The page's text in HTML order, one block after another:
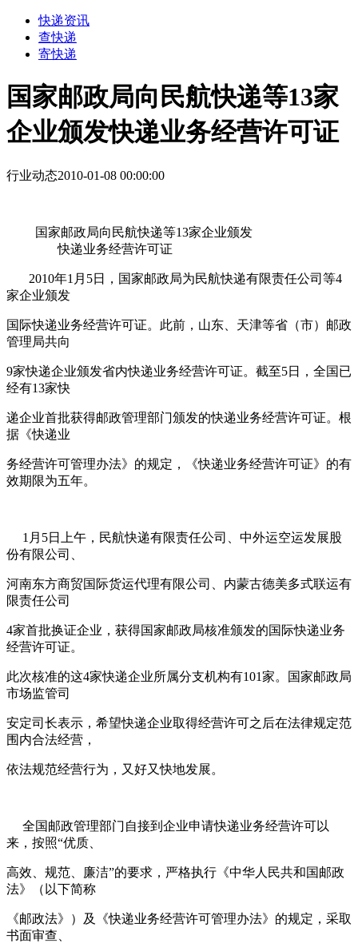
快递资讯
查快递
寄快递
国家邮政局向民航快递等13家
企业颁发快递业务经营许可证
行业动态2010-01-08 00:00:00
国家邮政局向民航快递等13家企业颁发
快递业务经营许可证
2010年1 月 5日，国家邮政局为民航快递有限责任公司等4
家企业颁发
国际快递业务经营许可证。此前，山东、天津等省（市）邮政
管理局共向
9家快递企业颁发省内快递业务经营许可证。截至5日，全国已
经有13家快
递企业首批获得邮政管理部门颁发的快递业务经营许可证。根
据《快递业
务经营许可管理办法》的规定，《快递业务经营许可证》的有
效期限为五年。
1 月 5日上午，民航快递有限责任公司、中外运空运发展股
份有限公司、
河南东方商贸国际货运代理有限公司、内蒙古德美多式联运有
限责任公司
4家首批换证企业，获得国家邮政局核准颁发的国际快递业务
经营许可证。
此次核准的这4家快递企业所属分支机构有101家。国家邮政局
市场监管司
安定司长表示，希望快递企业取得经营许可之后在法律规定范
围内合法经营，
依法规范经营行为，又好又快地发展。
全国邮政管理部门自接到企业申请快递业务经营许可以
来，按照“优质、
高效、规范、廉洁”的要求，严格执行《中华人民共和国邮政
法》（以下简称
《邮政法》）及《快递业务经营许可管理办法》的规定，采取
书面审查、